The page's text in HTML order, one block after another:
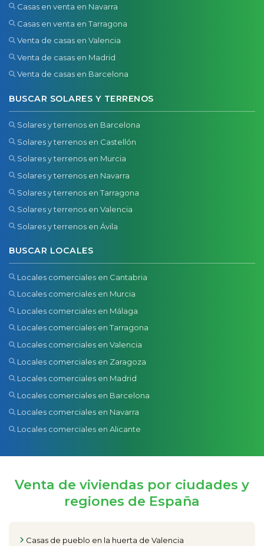
Casas en venta en Navarra
Casas en venta en Tarragona
Venta de casas en Valencia
Venta de casas en Madrid
Venta de casas en Barcelona
BUSCAR SOLARES Y TERRENOS
Solares y terrenos en Barcelona
Solares y terrenos en Castellón
Solares y terrenos en Murcia
Solares y terrenos en Navarra
Solares y terrenos en Tarragona
Solares y terrenos en Valencia
Solares y terrenos en Ávila
BUSCAR LOCALES
Locales comerciales en Cantabria
Locales comerciales en Murcia
Locales comerciales en Málaga
Locales comerciales en Tarragona
Locales comerciales en Valencia
Locales comerciales en Zaragoza
Locales comerciales en Madrid
Locales comerciales en Barcelona
Locales comerciales en Navarra
Locales comerciales en Alicante
Venta de viviendas por ciudades y
regiones de España
Casas de pueblo en la huerta de Valencia